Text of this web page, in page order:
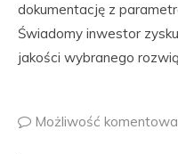
dokumentację z
Świadomy inwestor
jakości wybranego
Możliwość